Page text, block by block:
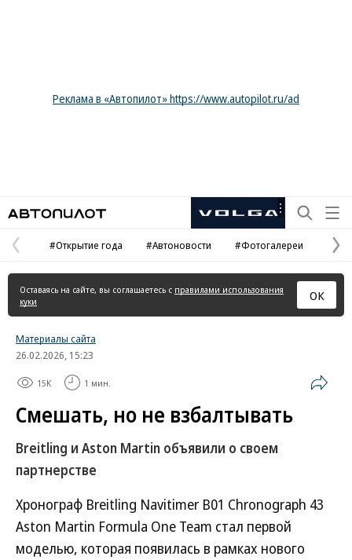
Реклама в «Автопилот» https://www.autopilot.ru/ad
Рекламная
Предыдущая
страница
#Открытие года #Автоновости #Фотогалереи
Оставаясь на сайте, вы соглашаетесь с правилами использования
куки
ОК
Материалы сайта
26.02.2026, 15:23
15K 1 мин.
Смешать, но не взбалтывать
Breitling и Aston Martin объявили о своем
партнерстве
Хронограф Breitling Navitimer B01 Chronograph 43
Aston Martin Formula One Team стал первой
моделью, которая появилась в рамках нового